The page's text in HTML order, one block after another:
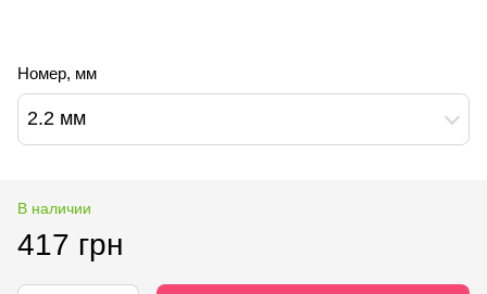
Номер, мм
2.2 мм
В наличии
417 грн